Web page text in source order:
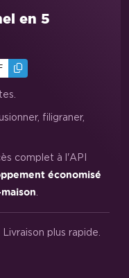
en 5
filigraner,
complet à l'API
économisé
plus rapide.